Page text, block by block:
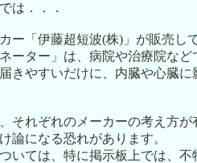
は．．．
ー「伊藤超短波(株)」が販売し
ーター」は、病院や治療院な
きやすいだけに、内臓や心臓
それぞれのメーカーの考え方
論になる恐れがあります。
いては、特に掲示板上では、